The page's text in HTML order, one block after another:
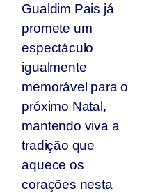
Gualdim Pais já
promete um
espectáculo
igualmente
memorável para o
próximo Natal,
mantendo viva a
tradição que
aquece os
corações nesta